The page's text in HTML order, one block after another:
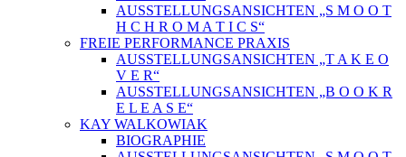
AUSSTELLUNGSANSICHTEN „S M O O T
H C H R O M A T I C S“
FREIE PERFORMANCE PRAXIS
AUSSTELLUNGSANSICHTEN „T A K E O
V E R“
AUSSTELLUNGSANSICHTEN „B O O K R
E L E A S E“
KAY WALKOWIAK
BIOGRAPHIE